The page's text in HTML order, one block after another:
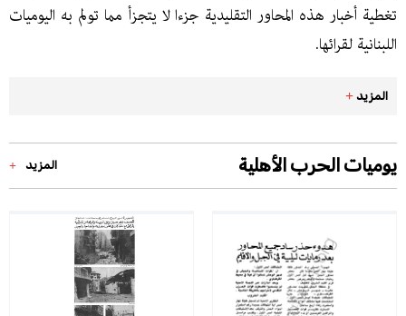
تغطية أخبار هذه المحاور التقليدية جزءا لا يتجزأ مما تولم به اليوميات
اللبنانية لقرائها.
المزيد+
يوميات الحرب الأهلية المزيد +